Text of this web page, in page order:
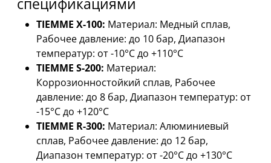
TIEMME X-100: Материал: Медный сплав,
Рабочее давление: до 10 бар, Диапазон
температур: от -10°C до +110°C
TIEMME S-200: Материал:
Коррозионностойкий сплав, Рабочее
давление: до 8 бар, Диапазон температур: от
-15°C до +120°C
TIEMME R-300: Материал: Алюминиевый
сплав, Рабочее давление: до 12 бар,
Диапазон температур: от -20°C до +130°C